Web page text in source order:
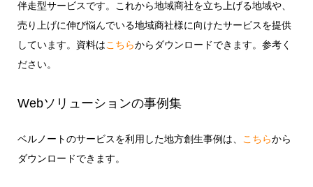
伴走型サービスです。これから地域商社を立ち上げる地域や、
売り上げに伸び悩んでいる地域商社様に向けたサービスを提供
しています。資料はこちらからダウンロードできます。参考く
ださい。
Webソリューションの事例集
ベルノートのサービスを利用した地方創生事例は、 こちらから
ダウンロードできます。